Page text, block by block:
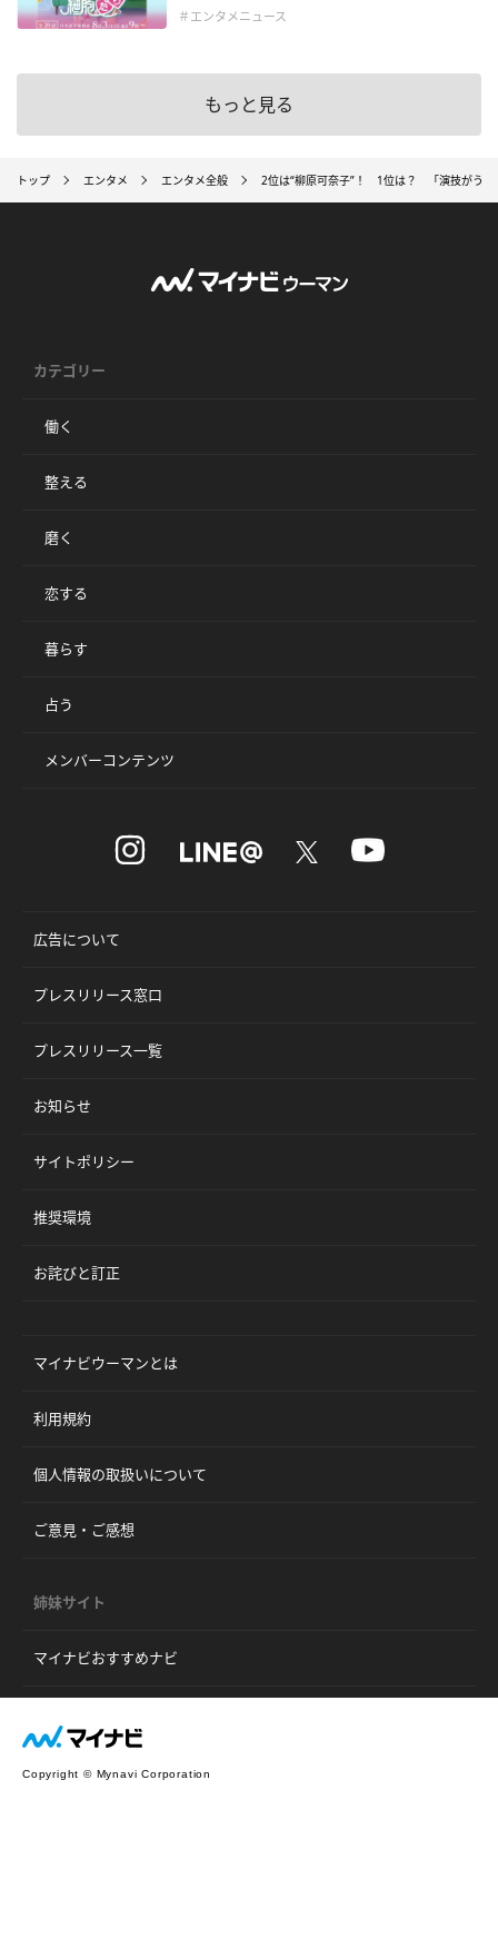
＃エンタメニュース
もっと見る
トップ エンタメ エンタメ全般 2位は“柳原可奈子”！ 1位は？ 「演技がうま
カテゴリー
働く
整える
磨く
恋する
暮らす
占う
メンバーコンテンツ
広告について
プレスリリース窓口
プレスリリース一覧
お知らせ
サイトポリシー
推奨環境
お詫びと訂正
マイナビウーマンとは
利用規約
個人情報の取扱いについて
ご意見・ご感想
姉妹サイト
マイナビおすすめナビ
Copyright © Mynavi Corporation